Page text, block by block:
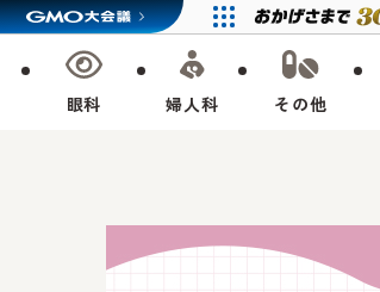
眼科 婦人科 その他